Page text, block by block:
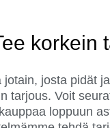
korkein
jotain, josta pidät
tarjous. Voit
loppuun